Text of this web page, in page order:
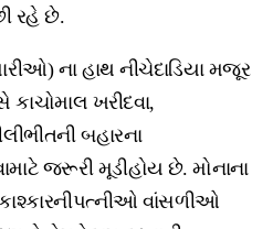
રહે છે.
ના હાથ નીચેદાડિયા મજૂર
કાચોમાલ ખરીદવા,
બહારના
જરૂરી મૂડીહોય છે. મોનાના
વાંસળીઓ